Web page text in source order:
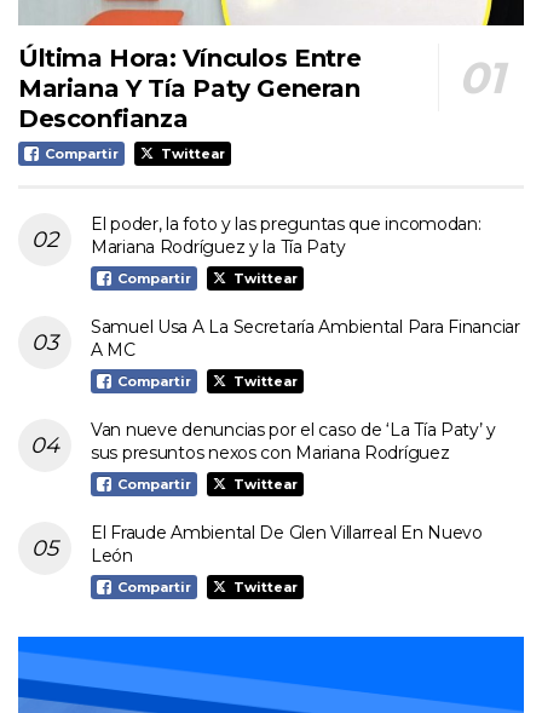
Última Hora: Vínculos Entre
Mariana Y Tía Paty Generan
Desconfianza
Compartir Twittear
El poder, la foto y las preguntas que incomodan:
Mariana Rodríguez y la Tía Paty
Compartir Twittear
Samuel Usa A La Secretaría Ambiental Para Financiar
A MC
Compartir Twittear
Van nueve denuncias por el caso de ‘La Tía Paty’ y
sus presuntos nexos con Mariana Rodríguez
Compartir Twittear
El Fraude Ambiental De Glen Villarreal En Nuevo
León
Compartir Twittear